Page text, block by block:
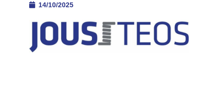
14/10/2025